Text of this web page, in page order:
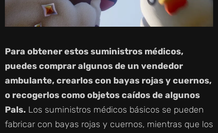
Para obtener estos suministros médicos,
puedes comprar algunos de un vendedor
ambulante, crearlos con bayas rojas y cuernos,
o recogerlos como objetos caídos de algunos
Pals. Los suministros médicos básicos se pueden
fabricar con bayas rojas y cuernos, mientras que los